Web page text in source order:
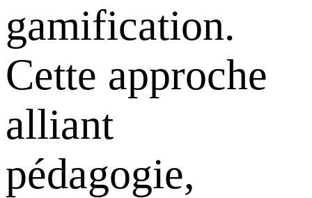
gamification.
Cette approche
alliant
pédagogie,